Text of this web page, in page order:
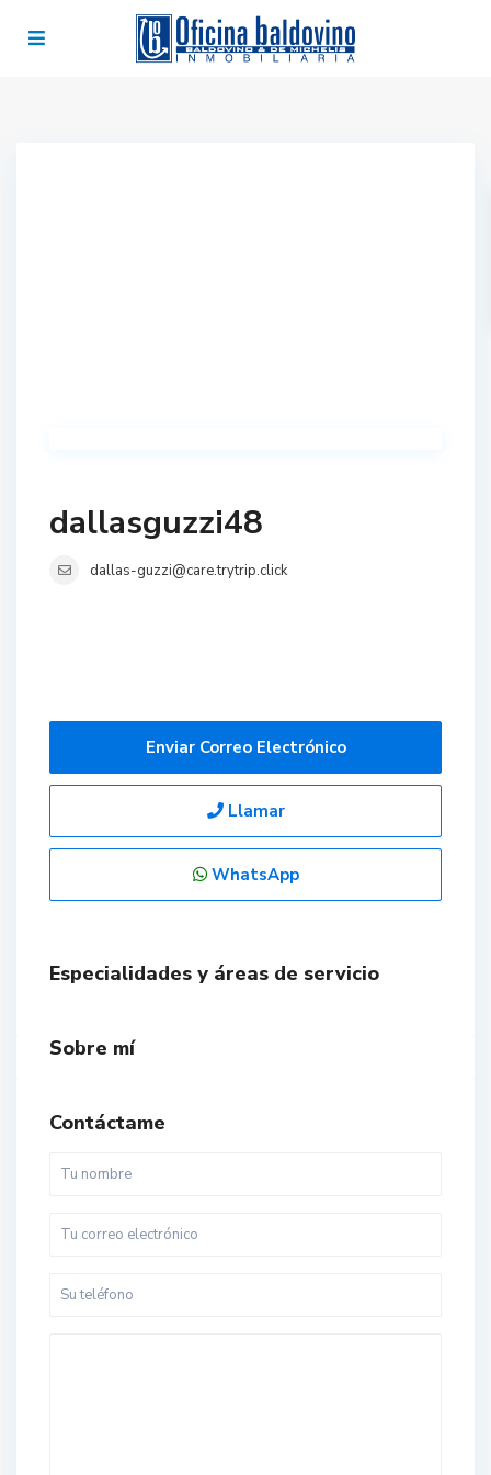
dallasguzzi48
dallas-guzzi@care.trytrip.click
Enviar Correo Electrónico
Llamar
WhatsApp
Especialidades y áreas de servicio
Sobre mí
Contáctame